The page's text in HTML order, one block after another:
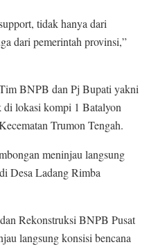
tidak hanya dari
dari pemerintah provinsi,”
BNPB dan Pj Bupati yakni
di lokasi kompi 1 Batalyon
Trumon Tengah.
meninjau langsung
Desa Ladang Rimba
Rekonstruksi BNPB Pusat
langsung konsisi bencana